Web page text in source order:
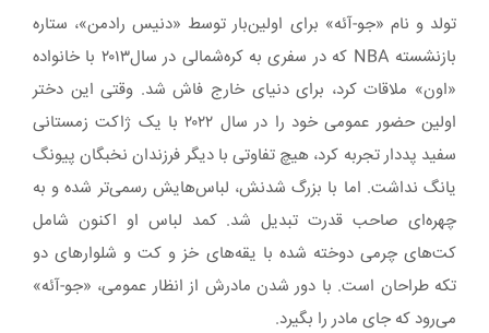
تولد و نام «جو-آئه» برای اولین‌بار توسط «دنیس رادمن»، ستاره
بازنشسته NBA که در سفری به کره‌شمالی در سال۲۰۱۳ با خانواده
«اون» ملاقات کرد، برای دنیای خارج فاش شد. وقتی این دختر
اولین حضور عمومی خود را در سال ۲۰۲۲ با یک ژاکت زمستانی
سفید پددار تجربه کرد، هیچ تفاوتی با دیگر فرزندان نخبگان پیونگ
یانگ نداشت. اما با بزرگ شدنش، لباس‌هایش رسمی‌تر شده و به
چهره‌ای صاحب قدرت تبدیل شد. کمد لباس او اکنون شامل
کت‌های چرمی دوخته شده با یقه‌های خز و کت و شلوارهای دو
تکه طراحان است. با دور شدن مادرش از انظار عمومی، «جو-آئه»
می‌رود که جای مادر را بگیرد.